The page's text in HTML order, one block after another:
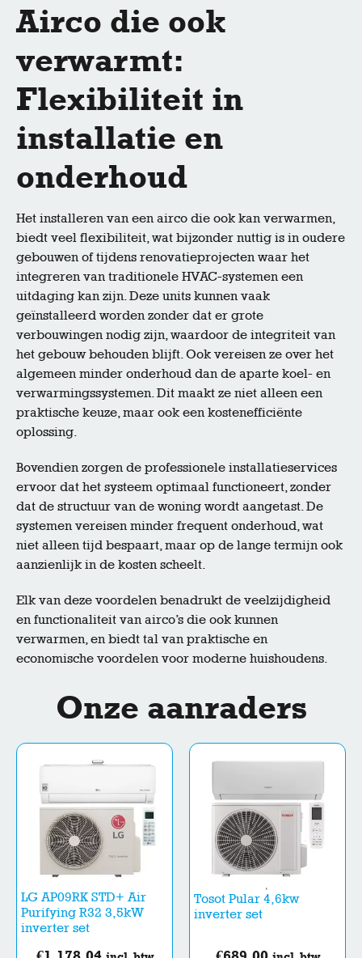
Airco die ook
verwarmt:
Flexibiliteit in
installatie en
onderhoud
Het installeren van een airco die ook kan verwarmen,
biedt veel flexibiliteit, wat bijzonder nuttig is in oudere
gebouwen of tijdens renovatieprojecten waar het
integreren van traditionele HVAC-systemen een
uitdaging kan zijn. Deze units kunnen vaak
geïnstalleerd worden zonder dat er grote
verbouwingen nodig zijn, waardoor de integriteit van
het gebouw behouden blijft. Ook vereisen ze over het
algemeen minder onderhoud dan de aparte koel- en
verwarmingssystemen. Dit maakt ze niet alleen een
praktische keuze, maar ook een kostenefficiënte
oplossing.
Bovendien zorgen de professionele installatieservices
ervoor dat het systeem optimaal functioneert, zonder
dat de structuur van de woning wordt aangetast. De
systemen vereisen minder frequent onderhoud, wat
niet alleen tijd bespaart, maar op de lange termijn ook
aanzienlijk in de kosten scheelt.
Elk van deze voordelen benadrukt de veelzijdigheid
en functionaliteit van airco’s die ook kunnen
verwarmen, en biedt tal van praktische en
economische voordelen voor moderne huishoudens.
Onze aanraders
LG AP09RK STD+ Air
Purifying R32 3,5kW
inverter set
Tosot Pular 4,6kw
inverter set